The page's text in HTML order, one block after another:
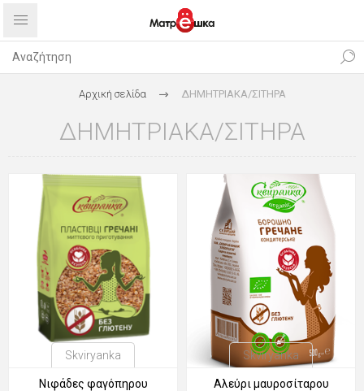
Αρχική σελίδα ΔΗΜΗΤΡΙΑΚΑ/ΣΙΤΗΡΑ
ΔΗΜΗΤΡΙΑΚΑ/ΣΙΤΗΡΑ
Skviryanka
Νιφάδες φαγόπηρου
Skviryanka
Αλεύρι μαυροσίταρου